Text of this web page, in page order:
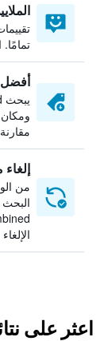
أفضل
من
اعثر على